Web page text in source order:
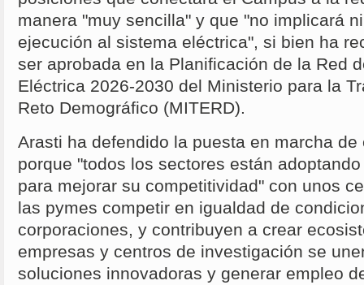
manera "muy sencilla" y que "no implicará
ejecución al sistema eléctrica", si bien ha
ser aprobada en la Planificación de la Red
Eléctrica 2026-2030 del Ministerio para la
Reto Demográfico (MITERD).
Arasti ha defendido la puesta en marcha
porque "todos los sectores están
para mejorar su competitividad" con unos
las pymes competir en igualdad de
corporaciones, y contribuyen a crear
empresas y centros de investigación se
soluciones innovadoras y generar empleo